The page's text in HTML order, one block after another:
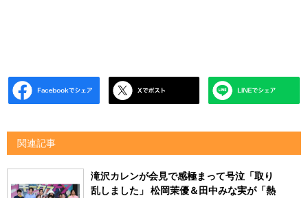
関連記事
滝沢カレンが会見で感極まって号泣「取り
乱しました」 松岡茉優＆田中みな実が「熱